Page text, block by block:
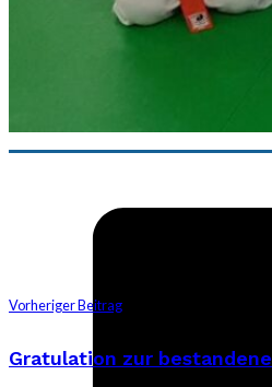
Vorheriger Beitrag
Gratulation zur